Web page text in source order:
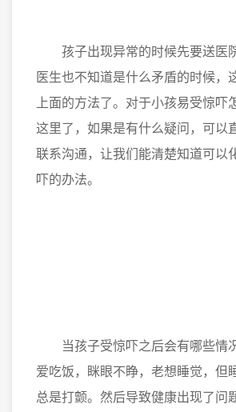
孩子出现异常的时候先要送医
医生也不知道是什么矛盾的时候，
上面的方法了。对于小孩易受惊吓
这里了，如果是有什么疑问，可以
联系沟通，让我们能清楚知道可以
吓的办法。
当孩子受惊吓之后会有哪些情
爱吃饭，眯眼不睁，老想睡觉，但
总是打颤。然后导致健康出现了问